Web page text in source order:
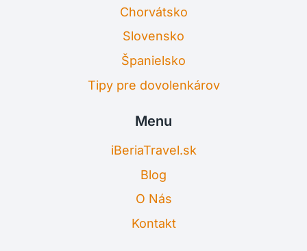
Chorvátsko
Slovensko
Španielsko
Tipy pre dovolenkárov
Menu
iBeriaTravel.sk
Blog
O Nás
Kontakt